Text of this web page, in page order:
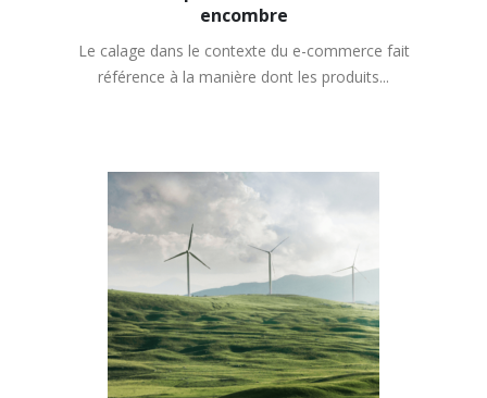
encombre
Le calage dans le contexte du e-commerce fait
référence à la manière dont les produits...